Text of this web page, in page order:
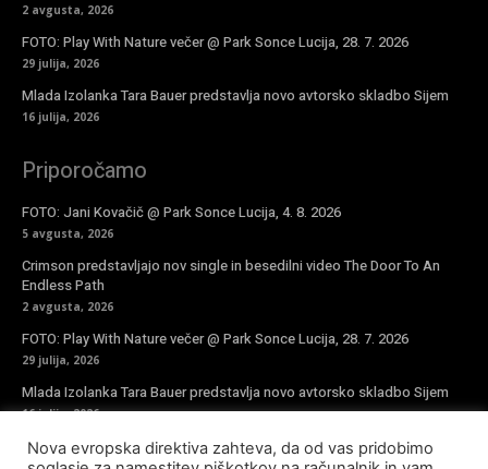
2 avgusta, 2026
FOTO: Play With Nature večer @ Park Sonce Lucija, 28. 7. 2026
29 julija, 2026
Mlada Izolanka Tara Bauer predstavlja novo avtorsko skladbo Sijem
16 julija, 2026
Priporočamo
FOTO: Jani Kovačič @ Park Sonce Lucija, 4. 8. 2026
5 avgusta, 2026
Crimson predstavljajo nov single in besedilni video The Door To An
Endless Path
2 avgusta, 2026
FOTO: Play With Nature večer @ Park Sonce Lucija, 28. 7. 2026
29 julija, 2026
Mlada Izolanka Tara Bauer predstavlja novo avtorsko skladbo Sijem
16 julija, 2026
Nova evropska direktiva zahteva, da od vas pridobimo